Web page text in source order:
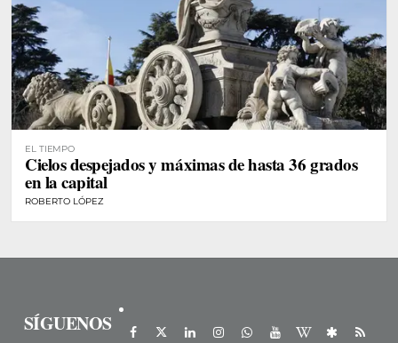
EL TIEMPO
Cielos despejados y máximas de hasta 36 grados
en la capital
ROBERTO LÓPEZ
SÍGUENOS